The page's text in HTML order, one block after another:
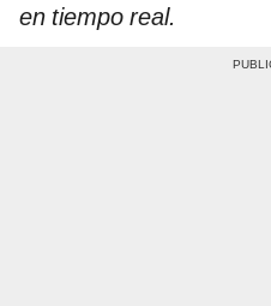
en tiempo real.